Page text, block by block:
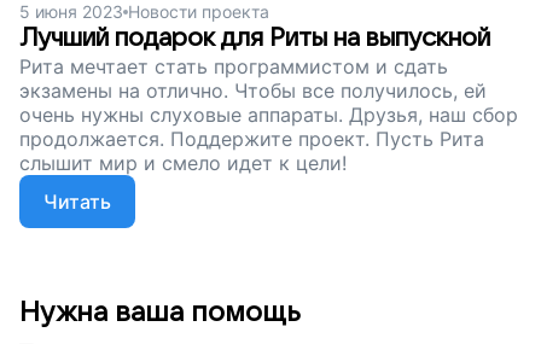
5 июня 2023 Новости проекта
Лучший подарок для Риты на выпускной
Рита мечтает стать программистом и сдать
экзамены на отлично. Чтобы все получилось, ей
очень нужны слуховые аппараты. Друзья, наш сбор
продолжается. Поддержите проект. Пусть Рита
слышит мир и смело идет к цели!
Читать
Нужна ваша помощь